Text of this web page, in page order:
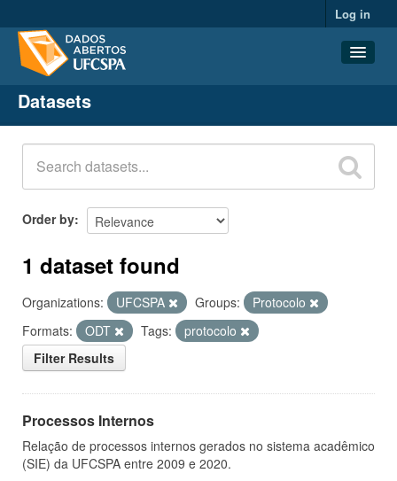
Log in
Datasets
Organizations
Groups
About
Datasets
Order by
1 dataset found
Organizations: UFCSPA Groups:
Protocolo
Formats:
ODT Tags:
protocolo
Filter Results
Processos Internos
Relação de processos internos gerados no sistema acadêmico
(SIE) da UFCSPA entre 2009 e 2020.